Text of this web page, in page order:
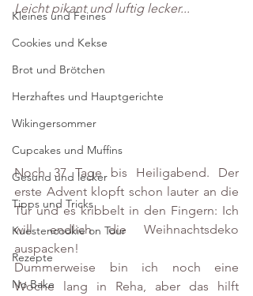
Kleines und Feines
Cookies und Kekse
Brot und Brötchen
Herzhaftes und Hauptgerichte
Wikingersommer
Cupcakes und Muffins
Gesund und lecker
Tipps und Tricks
Kuestencookie on Tour
Rezepte
No Bake
Leicht pikant und luftig lecker...
Noch 37 Tage bis Heiligabend. Der
erste Advent klopft schon lauter an die
Tür und es kribbelt in den Fingern: Ich
will endlich die Weihnachtsdeko
auspacken!
Dummerweise bin ich noch eine
Woche lang in Reha, aber das hilft